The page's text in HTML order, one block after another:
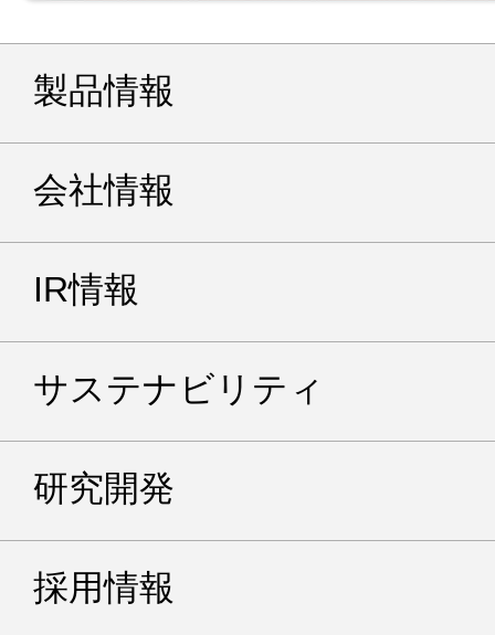
製品情報
会社情報
IR情報
サステナビリティ
研究開発
採用情報